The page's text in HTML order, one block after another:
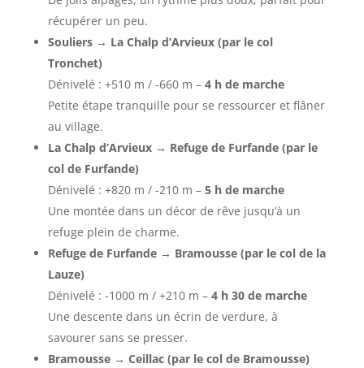
récupérer un peu.
Souliers → La Chalp d’Arvieux (par le col
Tronchet)
Dénivelé : +510 m / -660 m – 4 h de marche
Petite étape tranquille pour se ressourcer et flâner
au village.
La Chalp d’Arvieux → Refuge de Furfande (par le
col de Furfande)
Dénivelé : +820 m / -210 m – 5 h de marche
Une montée dans un décor de rêve jusqu’à un
refuge plein de charme.
Refuge de Furfande → Bramousse (par le col de la
Lauze)
Dénivelé : -1000 m / +210 m – 4 h 30 de marche
Une descente dans un écrin de verdure, à
savourer sans se presser.
Bramousse → Ceillac (par le col de Bramousse)